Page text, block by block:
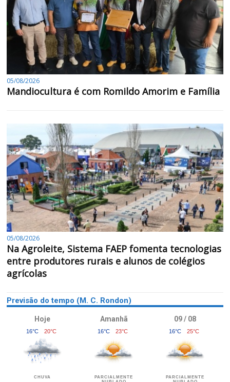
05/08/2026
Mandiocultura é com Romildo Amorim e Família
05/08/2026
Na Agroleite, Sistema FAEP fomenta tecnologias
entre produtores rurais e alunos de colégios
agrícolas
Previsão do tempo (M. C. Rondon)
Hoje
16°C 20°C
CHUVA
Amanhã
16°C 23°C
PARCIALMENTE
09 / 08
16°C 25°C
PARCIALMENTE